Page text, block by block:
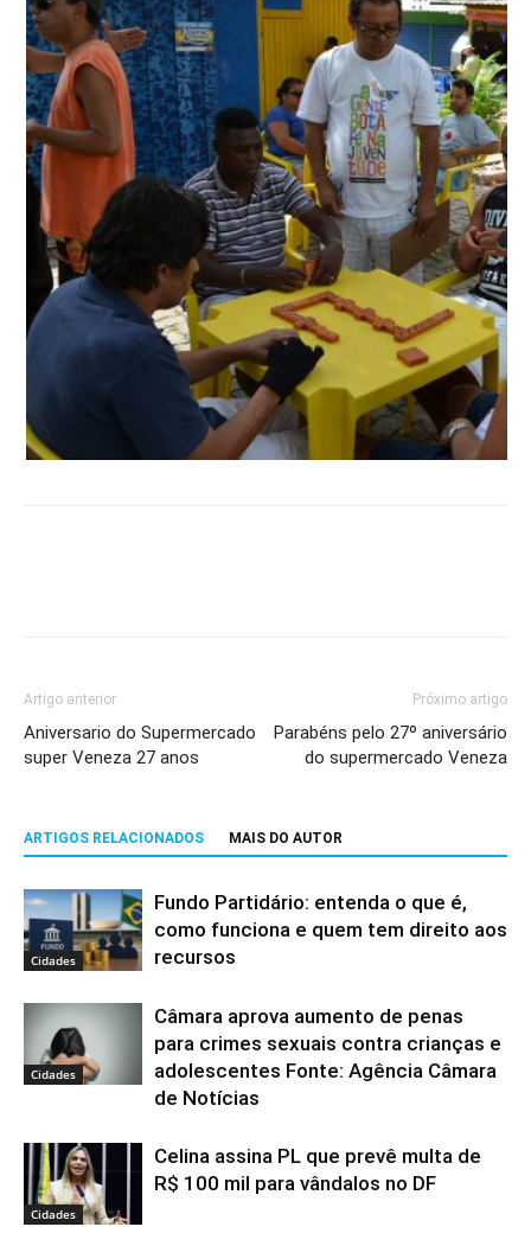
Artigo anterior
Aniversario do Supermercado
super Veneza 27 anos
Próximo artigo
Parabéns pelo 27º aniversário
do supermercado Veneza
ARTIGOS RELACIONADOS MAIS DO AUTOR
Cidades
Fundo Partidário: entenda o que é,
como funciona e quem tem direito aos
recursos
Cidades
Câmara aprova aumento de penas
para crimes sexuais contra crianças e
adolescentes Fonte: Agência Câmara
de Notícias
Cidades
Celina assina PL que prevê multa de
R$ 100 mil para vândalos no DF